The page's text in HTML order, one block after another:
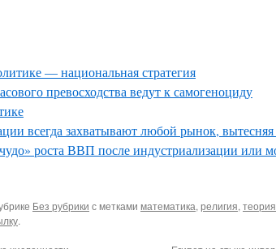
— национальная стратегия
превосходства ведут к самогеноциду
всегда захватывают любой рынок,
роста ВВП после индустриализации или
Без рубрики с метками математика, религия,
.